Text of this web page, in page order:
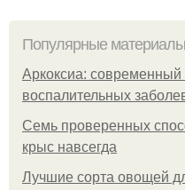
Популярные материалы
Аркоксиа: современный
воспалительных
Семь проверенных
крыс навсегда
Лучшие сорта овощей